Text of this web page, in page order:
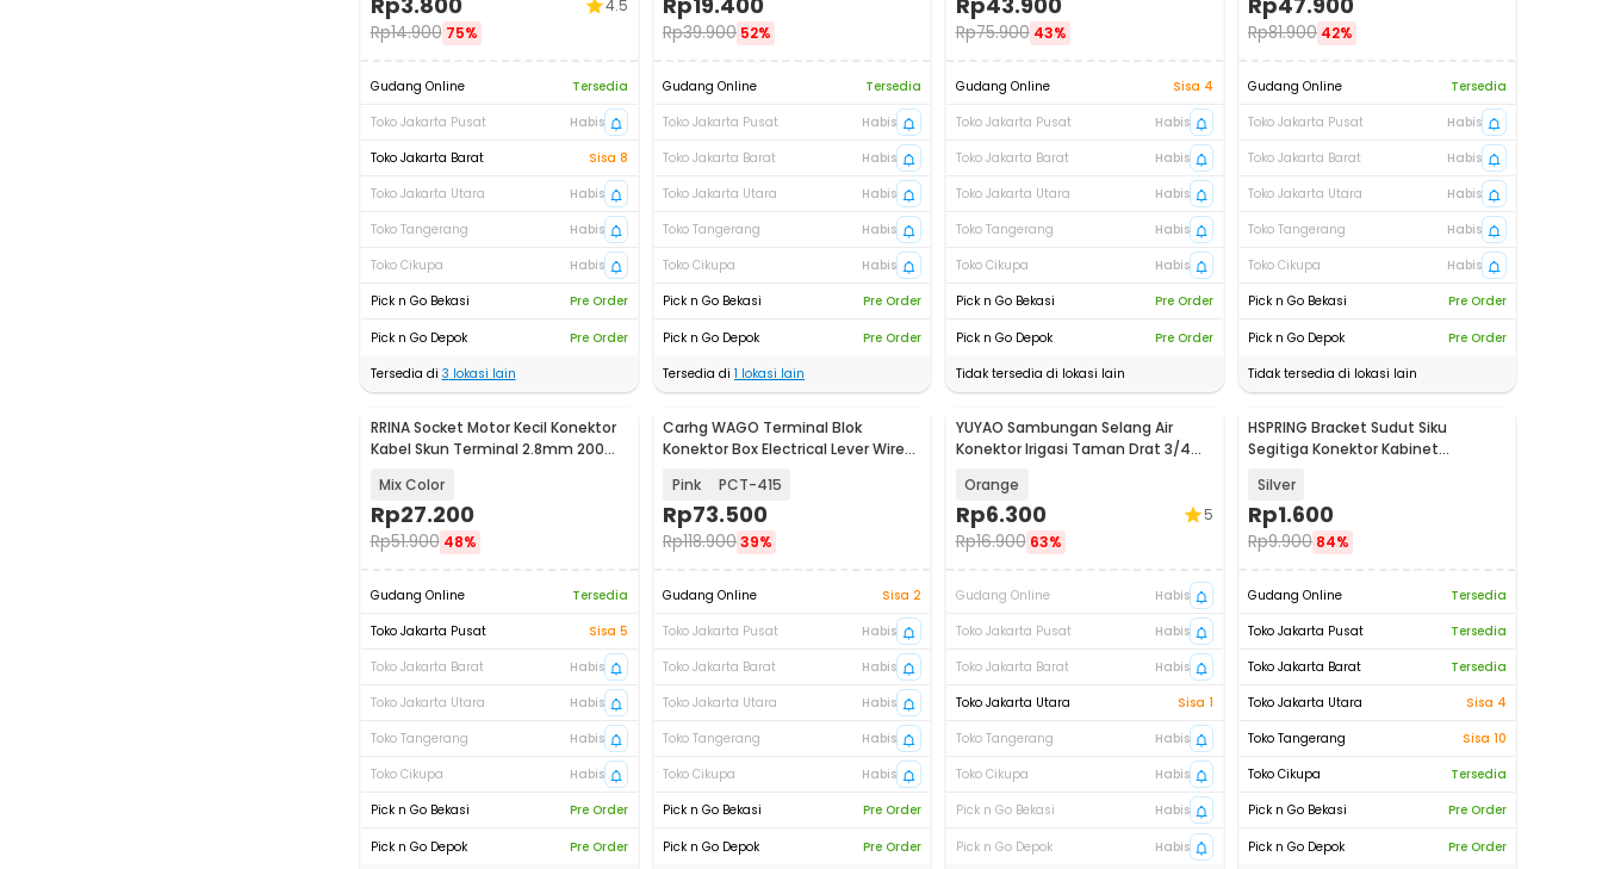
Rp14.900 75%
4.5
Gudang Online
Tersedia
Toko Jakarta Pusat
Habis
Toko Jakarta Barat
Sisa 8
Toko Jakarta Utara
Habis
Toko Tangerang
Habis
Toko Cikupa
Habis
Pick n Go Bekasi
Pre Order
Pick n Go Depok
Pre Order
Tersedia di 3 lokasi lain
Rp39.900 52%
Gudang Online
Tersedia
Toko Jakarta Pusat
Habis
Toko Jakarta Barat
Habis
Toko Jakarta Utara
Habis
Toko Tangerang
Habis
Toko Cikupa
Habis
Pick n Go Bekasi
Pre Order
Pick n Go Depok
Pre Order
Tersedia di 1 lokasi lain
Rp75.900 43%
Gudang Online
Sisa 4
Toko Jakarta Pusat
Habis
Toko Jakarta Barat
Habis
Toko Jakarta Utara
Habis
Toko Tangerang
Habis
Toko Cikupa
Habis
Pick n Go Bekasi
Pre Order
Pick n Go Depok
Pre Order
Tidak tersedia di lokasi lain
Rp81.900 42%
Gudang Online
Tersedia
Toko Jakarta Pusat
Habis
Toko Jakarta Barat
Habis
Toko Jakarta Utara
Habis
Toko Tangerang
Habis
Toko Cikupa
Habis
Pick n Go Bekasi
Pre Order
Pick n Go Depok
Pre Order
Tidak tersedia di lokasi lain
RRINA Socket Motor Kecil Konektor
Kabel Skun Terminal 2.8mm 200
Mix Color
Rp27.200
Rp51.900 48%
Gudang Online
Tersedia
Toko Jakarta Pusat
Sisa 5
Toko Jakarta Barat
Habis
Toko Jakarta Utara
Habis
Toko Tangerang
Habis
Toko Cikupa
Habis
Pick n Go Bekasi
Pre Order
Pick n Go Depok Pre Order
Carhg WAGO Terminal Blok
Konektor Box Electrical Lever Wire
Pink PCT-415
Rp73.500
Rp118.90039%
Gudang Online
Sisa 2
Toko Jakarta Pusat
Habis
Toko Jakarta Barat
Habis
Toko Jakarta Utara
Habis
Toko Tangerang
Habis
Toko Cikupa
Habis
Pick n Go Bekasi
Pre Order
Pick n Go Depok Pre Order
YUYAO Sambungan Selang Air
Konektor Irigasi Taman Drat 3/4
Orange
Rp6.300
Rp16.900 63%
5
Gudang Online
Habis
Toko Jakarta Pusat
Habis
Toko Jakarta Barat
Habis
Toko Jakarta Utara
Sisa 1
Toko Tangerang
Habis
Toko Cikupa
Habis
Pick n Go Bekasi
Habis
Pick n Go Depok Habis
HSPRING Bracket Sudut Siku
Segitiga Konektor Kabinet
Silver
Rp1.600
Rp9.900 84%
Gudang Online
Tersedia
Toko Jakarta Pusat
Tersedia
Toko Jakarta Barat
Tersedia
Toko Jakarta Utara
Sisa 4
Toko Tangerang
Sisa 10
Toko Cikupa
Tersedia
Pick n Go Bekasi
Pre Order
Pick n Go Depok Pre Order